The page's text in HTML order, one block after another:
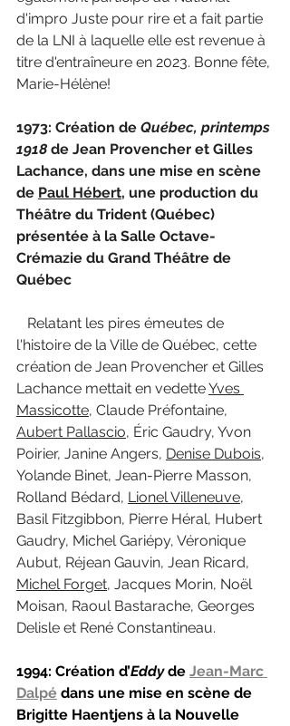
d'impro Juste pour rire et a fait partie
de la LNI à laquelle elle est revenue à
titre d'entraîneure en 2023. Bonne fête,
Marie-Hélène!
1973: Création de Québec, printemps
1918 de Jean Provencher et Gilles
Lachance, dans une mise en scène
de Paul Hébert, une production du
Théâtre du Trident (Québec)
présentée à la Salle Octave-
Crémazie du Grand Théâtre de
Québec
l'histoire de la Ville de Québec, cette
création de Jean Provencher et Gilles
Lachance mettait en vedette Yves
Massicotte, Claude Préfontaine,
Aubert Pallascio, Éric Gaudry, Yvon
Poirier, Janine Angers, Denise Dubois,
Yolande Binet, Jean-Pierre Masson,
Rolland Bédard, Lionel Villeneuve,
Basil Fitzgibbon, Pierre Héral, Hubert
Gaudry, Michel Gariépy, Véronique
Aubut, Réjean Gauvin, Jean Ricard,
Michel Forget, Jacques Morin, Noël
Moisan, Raoul Bastarache, Georges
Delisle et René Constantineau.
1994: Création d’Eddy de Jean-Marc
Dalpé dans une mise en scène de
Brigitte Haentjens à la Nouvelle